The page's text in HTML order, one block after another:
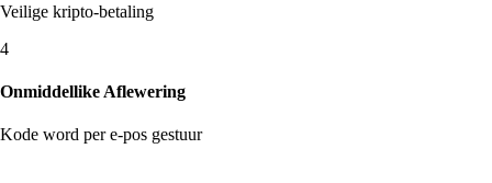
Veilige kripto-betaling
4
Onmiddellike Aflewering
Kode word per e-pos gestuur